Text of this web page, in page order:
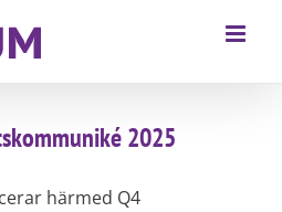
2025
härmed Q4